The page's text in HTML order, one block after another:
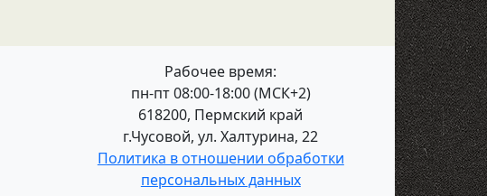
Рабочее время:
пн-пт 08:00-18:00 (МСК+2)
618200, Пермский край
г.Чусовой, ул. Халтурина, 22
Политика в отношении обработки
персональных данных